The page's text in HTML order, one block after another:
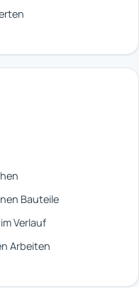
Bauteile
Verlauf
Arbeiten